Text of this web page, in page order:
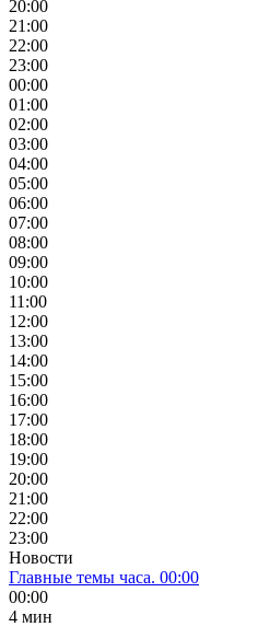
20:00
21:00
22:00
23:00
00:00
01:00
02:00
03:00
04:00
05:00
06:00
07:00
08:00
09:00
10:00
11:00
12:00
13:00
14:00
15:00
16:00
17:00
18:00
19:00
20:00
21:00
22:00
23:00
Новости
Главные темы часа. 00:00
00:00
4 мин